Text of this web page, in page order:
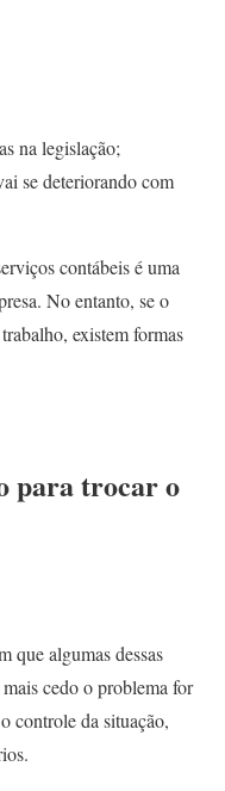
na legislação;
se deteriorando com
contábeis é uma
No entanto, se o
existem formas
para trocar o
que algumas dessas
cedo o problema for
controle da situação,